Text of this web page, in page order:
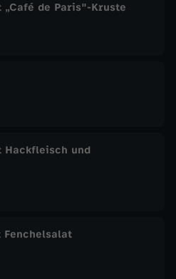
de Paris"-Kruste
Hackfleisch und